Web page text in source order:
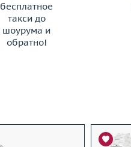
бесплатное
такси до
шоурума и
обратно!
ЗАКАЗАТЬ ТАКСИ